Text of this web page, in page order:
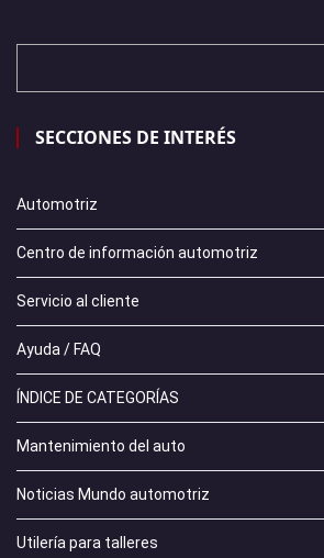
SECCIONES DE INTERÉS
Automotriz
Centro de información automotriz
Servicio al cliente
Ayuda / FAQ
ÍNDICE DE CATEGORÍAS
Mantenimiento del auto
Noticias Mundo automotriz
Utilería para talleres